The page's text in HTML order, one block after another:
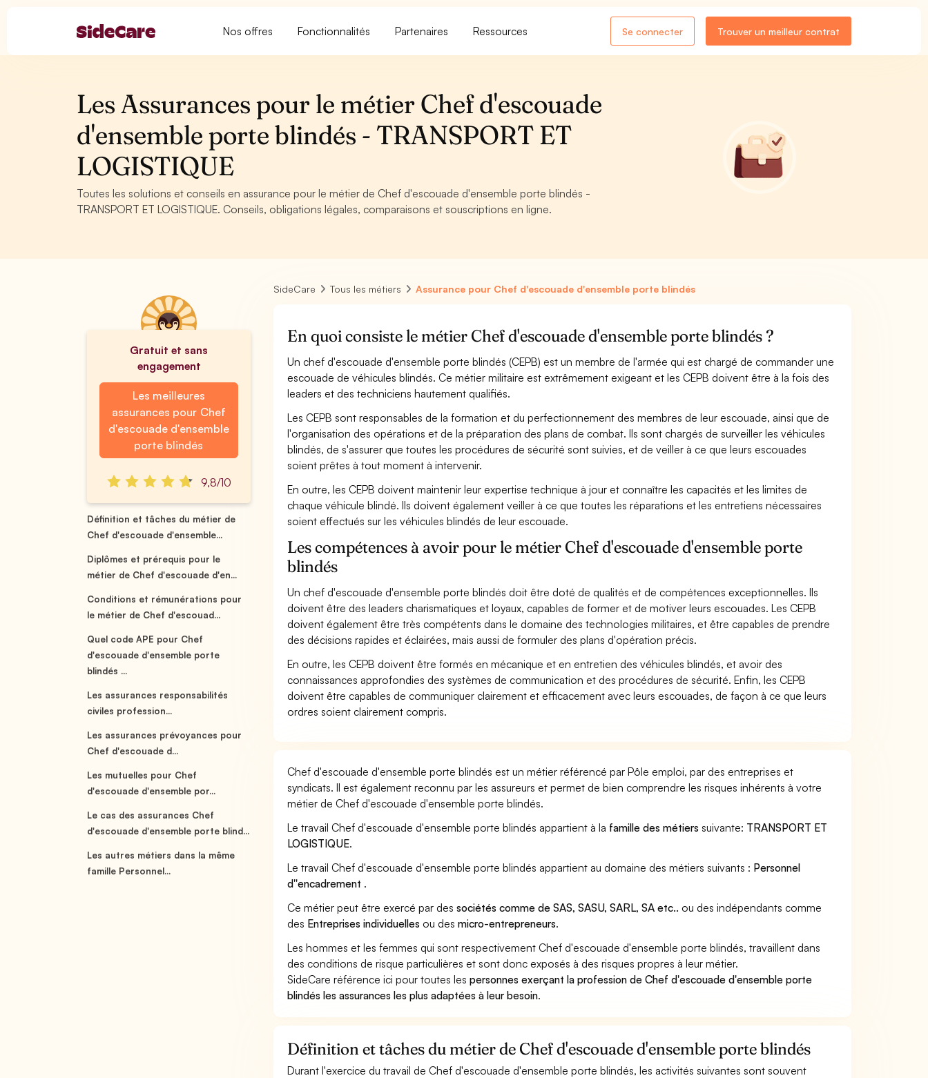
Nos offres Fonctionnalités Partenaires Ressources Se connecter Trouver un meilleur contrat
Les Assurances pour le métier Chef d'escouade
d'ensemble porte blindés - TRANSPORT ET
LOGISTIQUE
Toutes les solutions et conseils en assurance pour le métier de Chef d'escouade d'ensemble porte blindés -
TRANSPORT ET LOGISTIQUE. Conseils, obligations légales, comparaisons et souscriptions en ligne.
Gratuit et sans
engagement
Les meilleures
assurances pour Chef
d'escouade d'ensemble
porte blindés
9,8/10
Définition et tâches du métier de
Chef d'escouade d'ensemble...
Diplômes et prérequis pour le
métier de Chef d'escouade d'en...
Conditions et rémunérations pour
le métier de Chef d'escouad...
Quel code APE pour Chef
d'escouade d'ensemble porte
blindés ...
Les assurances responsabilités
civiles profession...
Les assurances prévoyances pour
Chef d'escouade d...
Les mutuelles pour Chef
d'escouade d'ensemble por...
Le cas des assurances Chef
d'escouade d'ensemble porte blind...
Les autres métiers dans la même
famille Personnel...
SideCare Tous les métiers Assurance pour Chef d'escouade d'ensemble porte blindés
En quoi consiste le métier Chef d'escouade d'ensemble porte blindés ?
Un chef d'escouade d'ensemble porte blindés (CEPB) est un membre de l'armée qui est chargé de commander une
escouade de véhicules blindés. Ce métier militaire est extrêmement exigeant et les CEPB doivent être à la fois des
leaders et des techniciens hautement qualifiés.
Les CEPB sont responsables de la formation et du perfectionnement des membres de leur escouade, ainsi que de
l'organisation des opérations et de la préparation des plans de combat. Ils sont chargés de surveiller les véhicules
blindés, de s'assurer que toutes les procédures de sécurité sont suivies, et de veiller à ce que leurs escouades
soient prêtes à tout moment à intervenir.
En outre, les CEPB doivent maintenir leur expertise technique à jour et connaître les capacités et les limites de
chaque véhicule blindé. Ils doivent également veiller à ce que toutes les réparations et les entretiens nécessaires
soient effectués sur les véhicules blindés de leur escouade.
Les compétences à avoir pour le métier Chef d'escouade d'ensemble porte
blindés
Un chef d'escouade d'ensemble porte blindés doit être doté de qualités et de compétences exceptionnelles. Ils
doivent être des leaders charismatiques et loyaux, capables de former et de motiver leurs escouades. Les CEPB
doivent également être très compétents dans le domaine des technologies militaires, et être capables de prendre
des décisions rapides et éclairées, mais aussi de formuler des plans d'opération précis.
En outre, les CEPB doivent être formés en mécanique et en entretien des véhicules blindés, et avoir des
connaissances approfondies des systèmes de communication et des procédures de sécurité. Enfin, les CEPB
doivent être capables de communiquer clairement et efficacement avec leurs escouades, de façon à ce que leurs
ordres soient clairement compris.
Chef d'escouade d'ensemble porte blindés est un métier référencé par Pôle emploi, par des entreprises et
syndicats. Il est également reconnu par les assureurs et permet de bien comprendre les risques inhérents à votre
métier de Chef d'escouade d'ensemble porte blindés.
Le travail Chef d'escouade d'ensemble porte blindés appartient à la famille des métiers suivante: TRANSPORT ET
LOGISTIQUE.
Le travail Chef d'escouade d'ensemble porte blindés appartient au domaine des métiers suivants : Personnel
d''encadrement .
Ce métier peut être exercé par dessociétés comme de SAS, SASU, SARL, SA etc.. ou des indépendants comme
des Entreprises individuelles ou desmicro-entrepreneurs.
Les hommes et les femmes qui sont respectivement Chef d'escouade d'ensemble porte blindés, travaillent dans
des conditions de risque particulières et sont donc exposés à des risques propres à leur métier.
SideCare référence ici pour toutes lespersonnes exerçant la profession de Chef d'escouade d'ensemble porte
blindés les assurances les plus adaptées à leur besoin.
Définition et tâches du métier de Chef d'escouade d'ensemble porte blindés
Durant l'exercice du travail de Chef d'escouade d'ensemble porte blindés, les activités suivantes sont souvent